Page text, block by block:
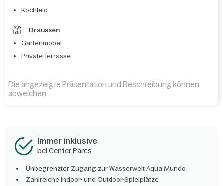
Kochfeld
Draussen
Gartenmöbel
Private Terrasse
Die angezeigte Präsentation und Beschreibung können
abweichen
Immer inklusive
bei Center Parcs
Unbegrenzter Zugang zur Wasserwelt Aqua Mundo
Zahlreiche Indoor- und Outdoor-Spielplätze